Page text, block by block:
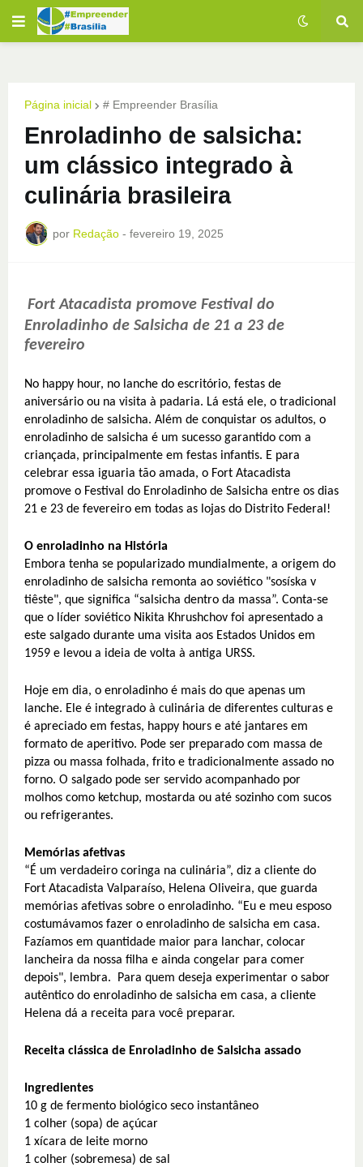
Página inicial # Empreender Brasília
Enroladinho de salsicha:
um clássico integrado à
culinária brasileira
por Redação - fevereiro 19, 2025
Fort Atacadista promove Festival do
Enroladinho de Salsicha de 21 a 23 de
fevereiro
No happy hour, no lanche do escritório, festas de
aniversário ou na visita à padaria. Lá está ele, o tradicional
enroladinho de salsicha. Além de conquistar os adultos, o
enroladinho de salsicha é um sucesso garantido com a
criançada, principalmente em festas infantis. E para
celebrar essa iguaria tão amada, o Fort Atacadista
promove o Festival do Enroladinho de Salsicha entre os dias
21 e 23 de fevereiro em todas as lojas do Distrito Federal!
O enroladinho na História
Embora tenha se popularizado mundialmente, a origem do
enroladinho de salsicha remonta ao soviético "sosíska v
tiêste", que significa “salsicha dentro da massa”. Conta-se
que o líder soviético Nikita Khrushchov foi apresentado a
este salgado durante uma visita aos Estados Unidos em
1959 e levou a ideia de volta à antiga URSS.
Hoje em dia, o enroladinho é mais do que apenas um
lanche. Ele é integrado à culinária de diferentes culturas e
é apreciado em festas, happy hours e até jantares em
formato de aperitivo. Pode ser preparado com massa de
pizza ou massa folhada, frito e tradicionalmente assado no
forno. O salgado pode ser servido acompanhado por
molhos como ketchup, mostarda ou até sozinho com sucos
ou refrigerantes.
Memórias afetivas
“É um verdadeiro coringa na culinária”, diz a cliente do
Fort Atacadista Valparaíso, Helena Oliveira, que guarda
memórias afetivas sobre o enroladinho. “Eu e meu esposo
costumávamos fazer o enroladinho de salsicha em casa.
Fazíamos em quantidade maior para lanchar, colocar
lancheira da nossa filha e ainda congelar para comer
depois", lembra. Para quem deseja experimentar o sabor
autêntico do enroladinho de salsicha em casa, a cliente
Helena dá a receita para você preparar.
Receita clássica de Enroladinho de Salsicha assado
Ingredientes
10 g de fermento biológico seco instantâneo
1 colher (sopa) de açúcar
1 xícara de leite morno
1 colher (sobremesa) de sal